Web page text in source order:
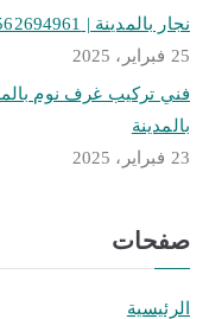
نجار بالمدينة | 0562694961 | افضل نجار فك وتركيب وصيانة
25 فبراير، 2025
بالمدينة
23 فبراير، 2025
صفحات
الرئيسية